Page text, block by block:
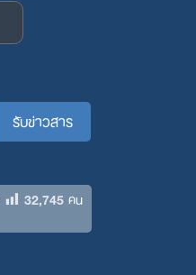
32,745คน